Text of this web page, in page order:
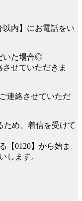
以内】にお電話をい
いた場合◎
せていただきま
連絡させていただ
ため、着信を受けて
【0120】から始ま
します。